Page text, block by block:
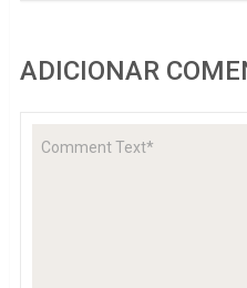
ADICIONAR